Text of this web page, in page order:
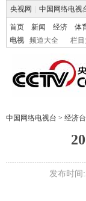
央视网 中国网络电视
首页 新闻 经济 体
电视
频道大全 栏目
中国网络电视台 > 经济台
发布时间